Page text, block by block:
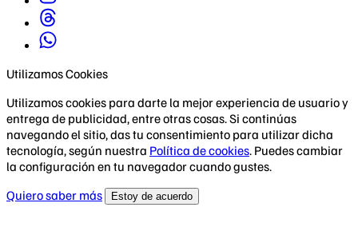
Utilizamos Cookies
Utilizamos cookies para darte la mejor experiencia de usuario y
entrega de publicidad, entre otras cosas. Si continúas
navegando el sitio, das tu consentimiento para utilizar dicha
tecnología, según nuestra Política de cookies. Puedes cambiar
la configuración en tu navegador cuando gustes.
Quiero saber más
Estoy de acuerdo